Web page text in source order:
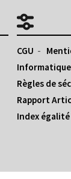
CGU
Règles de
Rapport
Index